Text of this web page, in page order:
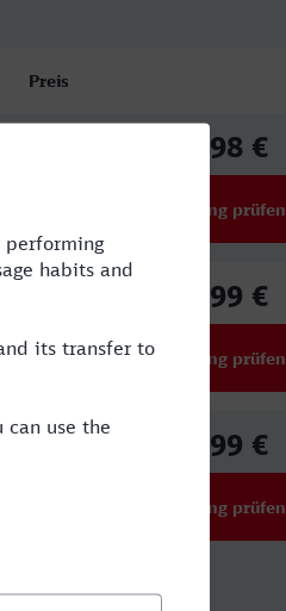
Preis
17,98 €
Verbindung prüfen
53,99 €
Verbindung prüfen
40,99 €
Verbindung prüfen